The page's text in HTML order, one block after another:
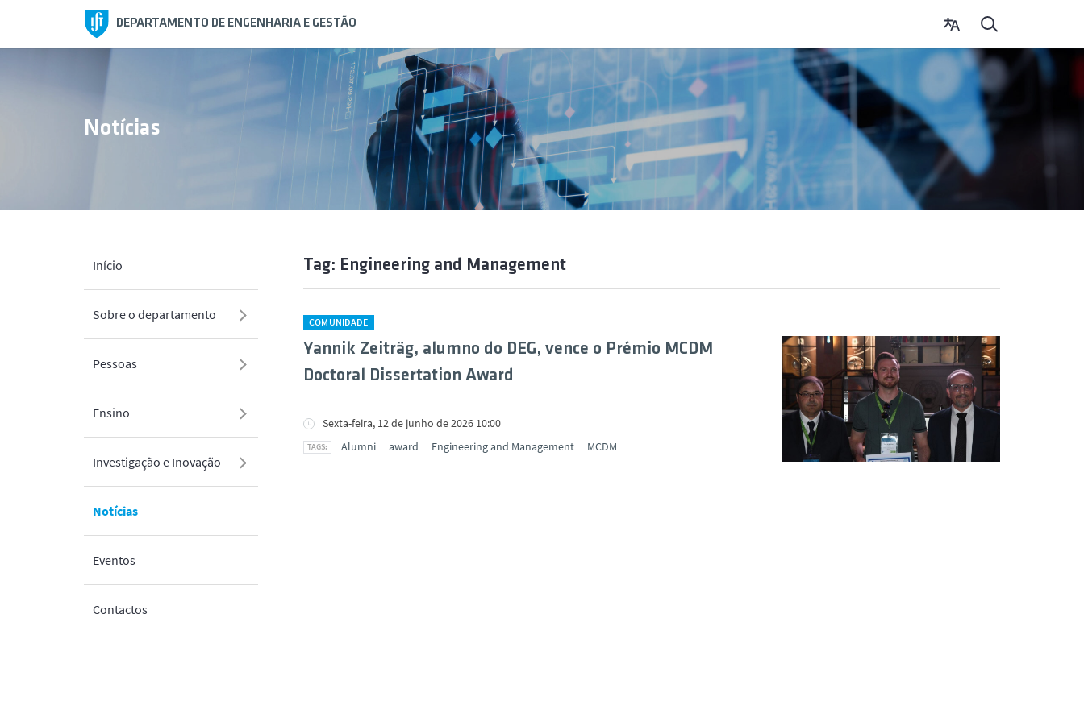
DEPARTAMENTO DE ENGENHARIA E GESTÃO
Início
Sobre o departamento
Pessoas
Ensino
Investigação e Inovação
Notícias
Eventos
Contactos
Notícias
Tag: Engineering and Management
COMUNIDADE
Yannik Zeiträg, alumno do DEG, vence o Prémio MCDM
Doctoral Dissertation Award
Sexta-feira, 12 de junho de 2026 10:00
Alumni
award Engineering and Management MCDM